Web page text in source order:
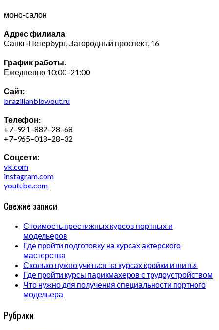
моно-салон
Адрес филиала:
Санкт-Петербург, Загородный проспект, 16
График работы:
Ежедневно 10:00–21:00
Сайт:
brazilianblowout.ru
Телефон:
+7–921–882–28–68
+7–965–018–28–32
Соцсети:
vk.com
instagram.com
youtube.com
Свежие записи
Стоимость престижных курсов портных и
модельеров
Где пройти подготовку на курсах актерского
мастерства
Сколько нужно учиться на курсах кройки и шитья
Где пройти курсы парикмахеров с трудоустройством
Что нужно для получения специальности портного
модельера
Рубрики